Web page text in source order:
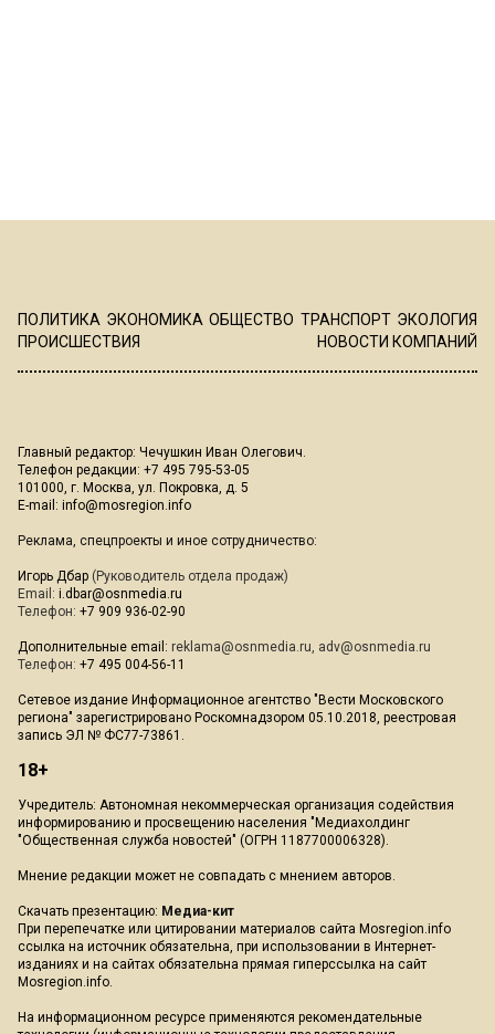
ПОЛИТИКА ЭКОНОМИКА ОБЩЕСТВО ТРАНСПОРТ ЭКОЛОГИЯ
ПРОИСШЕСТВИЯ
НОВОСТИ КОМПАНИЙ
Главный редактор: Чечушкин Иван Олегович.
Телефон редакции: +7 495 795-53-05
101000, г. Москва, ул. Покровка, д. 5
E-mail: info@mosregion.info
Реклама, спецпроекты и иное сотрудничество:
Игорь Дбар (Руководитель отдела продаж)
Email: i.dbar@osnmedia.ru
Телефон: +7 909 936-02-90
Дополнительные email: reklama@osnmedia.ru, adv@osnmedia.ru
Телефон: +7 495 004-56-11
Сетевое издание Информационное агентство "Вести Московского
региона" зарегистрировано Роскомнадзором 05.10.2018, реестровая
запись ЭЛ № ФС77-73861.
18+
Учредитель: Автономная некоммерческая организация содействия
информированию и просвещению населения "Медиахолдинг
"Общественная служба новостей" (ОГРН 1187700006328).
Мнение редакции может не совпадать с мнением авторов.
Скачать презентацию: Медиа-кит
При перепечатке или цитировании материалов сайта Mosregion.info
ссылка на источник обязательна, при использовании в Интернет-
изданиях и на сайтах обязательна прямая гиперссылка на сайт
Mosregion.info.
На информационном ресурсе применяются рекомендательные